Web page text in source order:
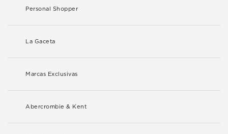
Personal Shopper
La Gaceta
Marcas Exclusivas
Abercrombie & Kent